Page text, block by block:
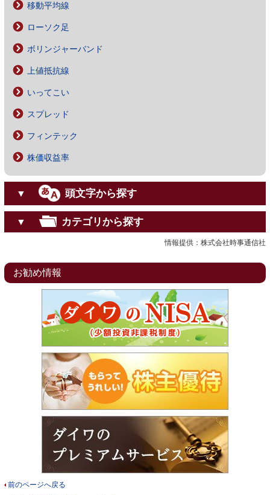
移動平均線
ローソク足
ボリンジャーバンド
上値抵抗線
いってこい
スプレッド
フィンテック
株価収益率
▼ 頭文字から探す
▼ カテゴリから探す
情報提供：株式会社時事通信社
お勧め情報
前のページへ戻る